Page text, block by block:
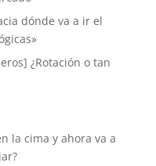
dónde va a ir el
¿Rotación o tan
la cima y ahora va a